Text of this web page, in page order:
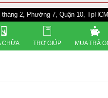
7, Quận 10, TpHCM - 512
CHỮA TRỢ GIÚP MUA TRẢ